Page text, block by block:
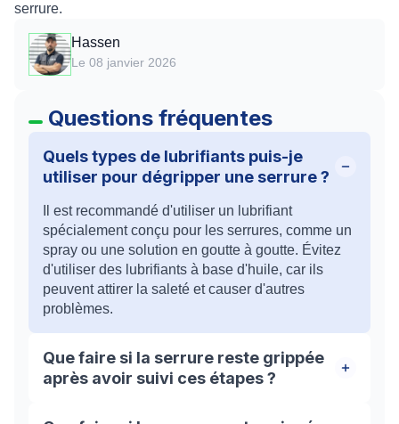
serrure.
Hassen
Le 08 janvier 2026
Questions fréquentes
Quels types de lubrifiants puis-je
utiliser pour dégripper une serrure ?
Il est recommandé d'utiliser un lubrifiant
spécialement conçu pour les serrures, comme un
spray ou une solution en goutte à goutte. Évitez
d'utiliser des lubrifiants à base d'huile, car ils
peuvent attirer la saleté et causer d'autres
problèmes.
Que faire si la serrure reste grippée
après avoir suivi ces étapes ?
Si la serrure reste grippée malgré vos efforts, il